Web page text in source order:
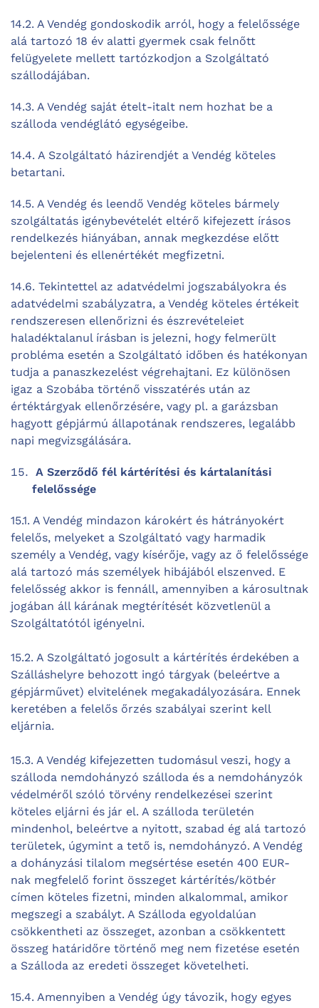
14.2. A Vendég gondoskodik arról, hogy a felelőssége
alá tartozó 18 év alatti gyermek csak felnőtt
felügyelete mellett tartózkodjon a Szolgáltató
szállodájában.
14.3. A Vendég saját ételt-italt nem hozhat be a
szálloda vendéglátó egységeibe.
14.4. A Szolgáltató házirendjét a Vendég köteles
betartani.
14.5. A Vendég és leendő Vendég köteles bármely
szolgáltatás igénybevételét eltérő kifejezett írásos
rendelkezés hiányában, annak megkezdése előtt
bejelenteni és ellenértékét megfizetni.
14.6. Tekintettel az adatvédelmi jogszabályokra és
adatvédelmi szabályzatra, a Vendég köteles értékeit
rendszeresen ellenőrizni és észrevételeiet
haladéktalanul írásban is jelezni, hogy felmerült
probléma esetén a Szolgáltató időben és hatékonyan
tudja a panaszkezelést végrehajtani. Ez különösen
igaz a Szobába történő visszatérés után az
értéktárgyak ellenőrzésére, vagy pl. a garázsban
hagyott gépjármú állapotának rendszeres, legalább
napi megvizsgálására.
A Szerződő fél kártérítési és kártalanítási
felelőssége
15.1. A Vendég mindazon károkért és hátrányokért
felelős, melyeket a Szolgáltató vagy harmadik
személy a Vendég, vagy kísérője, vagy az ő felelőssége
alá tartozó más személyek hibájából elszenved. E
felelősség akkor is fennáll, amennyiben a károsultnak
jogában áll kárának megtérítését közvetlenül a
Szolgáltatótól igényelni.
15.2. A Szolgáltató jogosult a kártérítés érdekében a
Szálláshelyre behozott ingó tárgyak (beleértve a
gépjárművet) elvitelének megakadályozására. Ennek
keretében a felelős őrzés szabályai szerint kell
eljárnia.
15.3. A Vendég kifejezetten tudomásul veszi, hogy a
szálloda nemdohányzó szálloda és a nemdohányzók
védelméről szóló törvény rendelkezései szerint
köteles eljárni és jár el. A szálloda területén
mindenhol, beleértve a nyitott, szabad ég alá tartozó
területek, úgymint a tető is, nemdohányzó. A Vendég
a dohányzási tilalom megsértése esetén 400 EUR-
nak megfelelő forint összeget kártérítés/kötbér
címen köteles fizetni, minden alkalommal, amikor
megszegi a szabályt. A Szálloda egyoldalúan
csökkentheti az összeget, azonban a csökkentett
összeg határidőre történő meg nem fizetése esetén
a Szálloda az eredeti összeget követelheti.
15.4. Amennyiben a Vendég úgy távozik, hogy egyes